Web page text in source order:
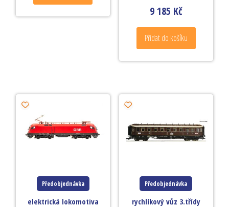
9 185 Kč
Přidat do košíku
Předobjednávka
elektrická lokomotiva
Předobjednávka
rychlíkový vůz 3.třídy